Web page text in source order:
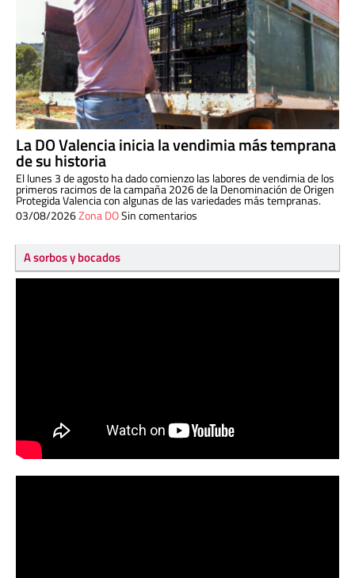
La DO Valencia inicia la vendimia más temprana
de su historia
El lunes 3 de agosto ha dado comienzo las labores de vendimia de los
primeros racimos de la campaña 2026 de la Denominación de Origen
Protegida Valencia con algunas de las variedades más tempranas.
03/08/2026Zona DOSin comentarios
A sorbos y bocados